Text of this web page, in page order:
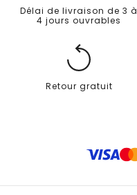
Délai de livraison de 3 à
4 jours ouvrables
Retour gratuit